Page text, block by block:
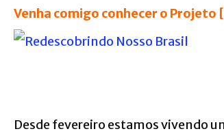
Venha comigo conhecer o
Desde fevereiro estamos vivendo